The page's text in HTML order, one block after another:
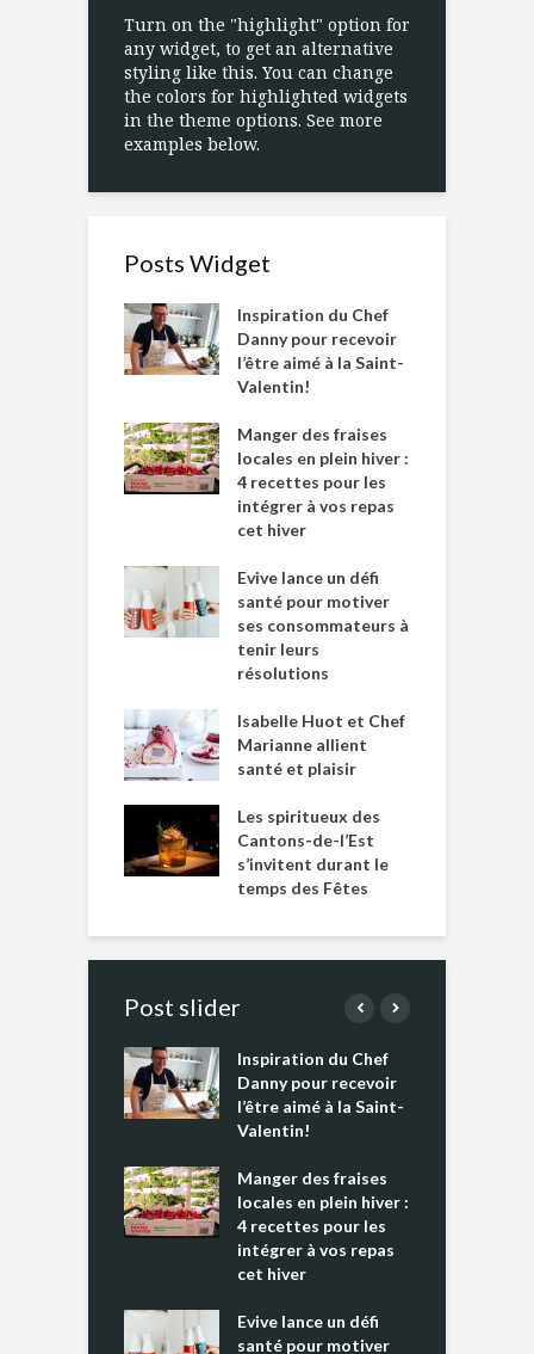
Turn on the "highlight" option for
any widget, to get an alternative
styling like this. You can change
the colors for highlighted widgets
in the theme options. See more
examples below.
Posts Widget
Inspiration du Chef
Danny pour recevoir
l’être aimé à la Saint-
Valentin!
Manger des fraises
locales en plein hiver :
4 recettes pour les
intégrer à vos repas
cet hiver
Evive lance un défi
santé pour motiver
ses consommateurs à
tenir leurs
résolutions
Isabelle Huot et Chef
Marianne allient
santé et plaisir
Les spiritueux des
Cantons-de-l’Est
s’invitent durant le
temps des Fêtes
Post slider
Inspiration du Chef
Danny pour recevoir
l’être aimé à la Saint-
Valentin!
Manger des fraises
locales en plein hiver :
4 recettes pour les
intégrer à vos repas
cet hiver
Evive lance un défi
santé pour motiver